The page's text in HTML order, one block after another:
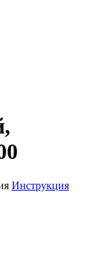
Инструкция